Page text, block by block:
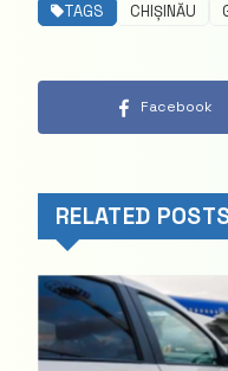
TAGS CHIȘINĂU
Facebook
RELATED